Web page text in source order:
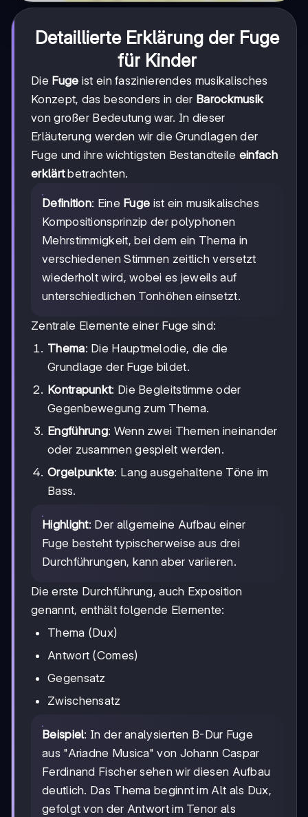
Detaillierte Erklärung der Fuge
für Kinder
Die Fuge ist ein faszinierendes musikalisches
Konzept, das besonders in der Barockmusik
von großer Bedeutung war. In dieser
Erläuterung werden wir die Grundlagen der
Fuge und ihre wichtigsten Bestandteile einfach
erklärtbetrachten.
Definition: Eine Fuge ist ein musikalisches
Kompositionsprinzip der polyphonen
Mehrstimmigkeit, bei dem ein Thema in
verschiedenen Stimmen zeitlich versetzt
wiederholt wird, wobei es jeweils auf
unterschiedlichen Tonhöhen einsetzt.
Zentrale Elemente einer Fuge sind:
Thema: Die Hauptmelodie, die die
Grundlage der Fuge bildet.
Kontrapunkt: Die Begleitstimme oder
Gegenbewegung zum Thema.
Engführung: Wenn zwei Themen ineinander
oder zusammen gespielt werden.
Orgelpunkte: Lang ausgehaltene Töne im
Bass.
Highlight: Der allgemeine Aufbau einer
Fuge besteht typischerweise aus drei
Durchführungen, kann aber variieren.
Die erste Durchführung, auch Exposition
genannt, enthält folgende Elemente:
Thema (Dux)
Antwort (Comes)
Gegensatz
Zwischensatz
Beispiel: In der analysierten B-Dur Fuge
aus "Ariadne Musica" von Johann Caspar
Ferdinand Fischer sehen wir diesen Aufbau
deutlich. Das Thema beginnt im Alt als Dux,
gefolgt von der Antwort im Tenor als